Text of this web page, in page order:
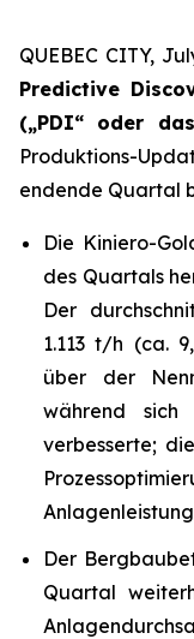
QUEBEC CITY,
Predictive
(„PDI“ oder
Produktions-
endende Quartal
Die Kiniero-
des Quartals
Der
1.113 t/h (ca.
über der
während
verbesserte;
Der
Quartal